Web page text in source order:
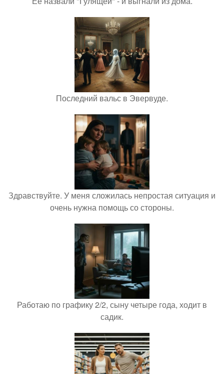
Последний вальс в Эвервуде.
Здравствуйте. У меня сложилась непростая ситуация и
очень нужна помощь со стороны.
Работаю по графику 2/2, сыну четыре года, ходит в
садик.